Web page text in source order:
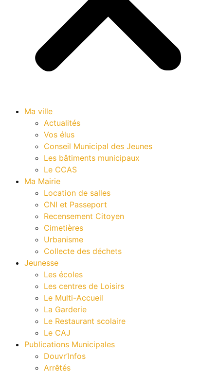
Ma ville
Actualités
Vos élus
Conseil Municipal des Jeunes
Les bâtiments municipaux
Le CCAS
Ma Mairie
Location de salles
CNI et Passeport
Recensement Citoyen
Cimetières
Urbanisme
Collecte des déchets
Jeunesse
Les écoles
Les centres de Loisirs
Le Multi-Accueil
La Garderie
Le Restaurant scolaire
Le CAJ
Publications Municipales
Douvr’Infos
Arrêtés